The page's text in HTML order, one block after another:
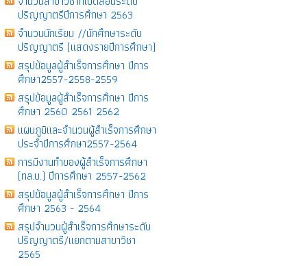
ปริญญาตรีปีการศึกษา 2563
จำนวนนักเรียน //นักศึกษาระดับ
ปริญญาตรี (แสดงรายปีการศึกษา)
สรุปข้อมูลผู้สำเร็จการศึกษา ปีการ
ศึกษา2557-2558-2559
สรุปข้อมูลผู้สำเร็จการศึกษา ปีการ
ศึกษา 2560 2561 2562
แผนภูมิและจำนวนผู้สำเร็จการศึกษา
ประจำปีการศึกษา2557-2564
การมีงานทำของผู้สำเร็จการศึกษา
(ทล.บ.) ปีการศึกษา 2557-2562
สรุปข้อมูลผู้สำเร็จการศึกษา ปีการ
ศึกษา 2563 - 2564
สรุปจำนวนผู้สำเร็จการศึกษาระดับ
ปริญญาตรี/แยกตามสาขาวิชา
2565